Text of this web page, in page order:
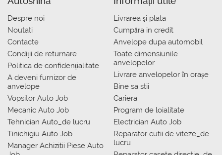
Despre noi
Noutati
Contacte
Condiții de returnare
Politica de confidențialitate
A deveni furnizor de
anvelope
Vopsitor Auto Job
Mecanic Auto Job
Tehnician Auto_de lucru
Tinichigiu Auto Job
Manager Achizitii Piese Auto
Livrarea şi plata
Сumpăra in credit
Anvelope dupa automobil
Toate dimensiunile
anvelopelor
Livrare anvelopelor în orașe
Bine sa stii
Cariera
Program de loialitate
Electrician Auto Job
Reparator cutii de viteze_de
lucru